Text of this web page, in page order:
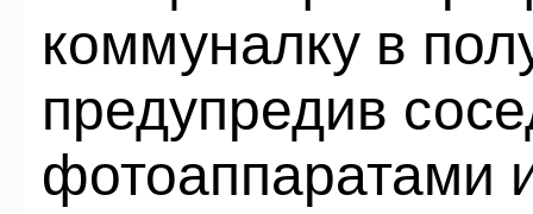
коммуналку в
предупредив
фотоаппаратами